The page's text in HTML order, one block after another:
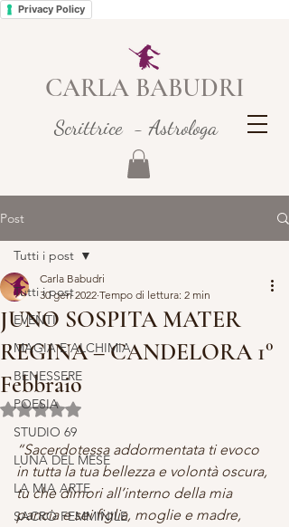
Privacy Policy
CARLA BABUDRI
Scrittrice - Astrologa
Post
Tutti i post
EVENTI
MAGIA E ALCHIMIA
BENESSERE
POESIA
STUDIO 69
LUNA DEL MESE
LA MIA ARTE
SACRO FEMMINILE
Tutti i post
JUNO SOSPITA MATER
REGINA – CANDELORA 1°
Febbraio
Carla Babudri
30 gen 2022 Tempo di lettura: 2 min
Valutazione NaN stelle su 5.
“Sacerdotessa addormentata ti evoco
in tutta la tua bellezza e volontà oscura,
tu che dimori all’interno della mia
pancia e sei figlia, moglie e madre,